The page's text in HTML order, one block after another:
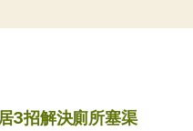
3招解決廁所塞渠